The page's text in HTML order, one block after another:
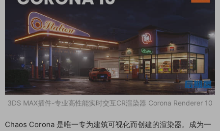
3DS MAX插件-专业高性能实时交互CR渲染器 Corona Renderer 10
Chaos Corona 是唯一专为建筑可视化而创建的渲染器。成为一